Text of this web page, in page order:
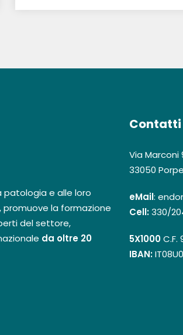
e alle loro
la formazione
del settore,
da oltre 20
Contatti
Via Marconi
33050
eMail:
Cell:330/
5X1000C.F.
IBAN: